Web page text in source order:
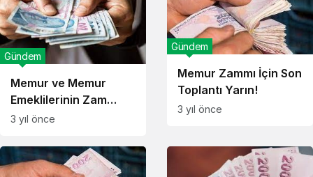
Memur ve Memur
Emeklilerinin Zam
Oranı Belli Oldu!
Gündem
3 yıl önce
Memur Zammı İçin Son
Toplantı Yarın!
Gündem
3 yıl önce